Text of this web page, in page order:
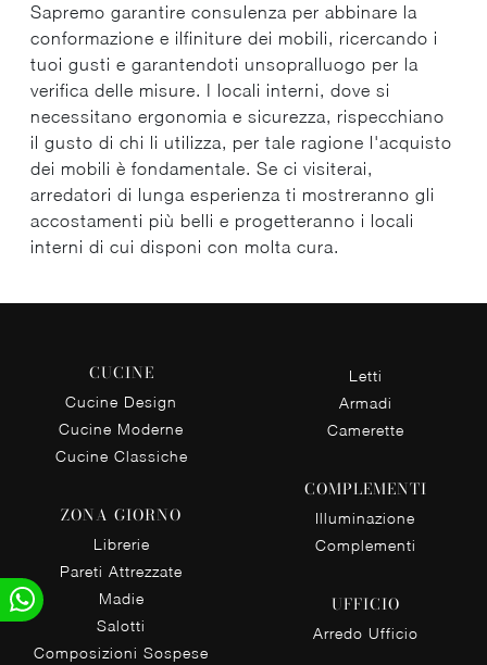
Sapremo garantire consulenza per abbinare la
conformazione e ilfiniture dei mobili, ricercando i
tuoi gusti e garantendoti unsopralluogo per la
verifica delle misure. I locali interni, dove si
necessitano ergonomia e sicurezza, rispecchiano
il gusto di chi li utilizza, per tale ragione l'acquisto
dei mobili è fondamentale. Se ci visiterai,
arredatori di lunga esperienza ti mostreranno gli
accostamenti più belli e progetteranno i locali
interni di cui disponi con molta cura.
CUCINE
Cucine Design
Cucine Moderne
Cucine Classiche
ZONA GIORNO
Librerie
Pareti Attrezzate
Madie
Salotti
Composizioni Sospese
Letti
Armadi
Camerette
COMPLEMENTI
Illuminazione
Complementi
UFFICIO
Arredo Ufficio